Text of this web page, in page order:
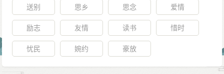
送别 思乡 思念 爱情
励志 友情 读书 惜时
忧民 婉约 豪放